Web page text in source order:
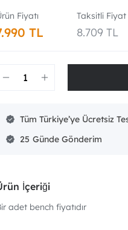
TL
Taksitli Fiyat
8.709 TL
25
Tüm Türkiye’ye Ücretsiz
İçeriği
adet bench fiyatıdır